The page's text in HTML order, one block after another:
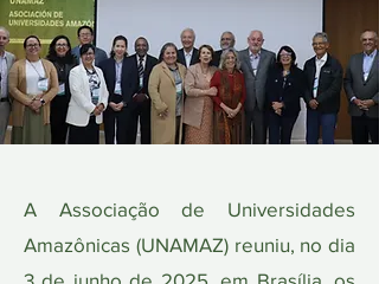
A Associação de Universidades
Amazônicas (UNAMAZ) reuniu, no dia